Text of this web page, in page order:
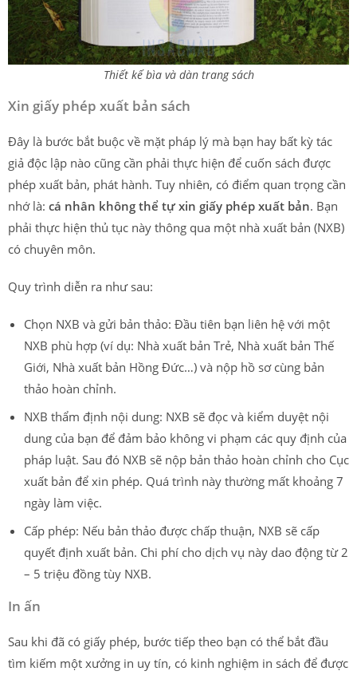
Thiết kế bìa và dàn trang sách
Xin giấy phép xuất bản sách
Đây là bước bắt buộc về mặt pháp lý mà bạn hay bất kỳ tác
giả độc lập nào cũng cần phải thực hiện để cuốn sách được
phép xuất bản, phát hành. Tuy nhiên, có điểm quan trọng cần
nhớ là: cá nhân không thể tự xin giấy phép xuất bản. Bạn
phải thực hiện thủ tục này thông qua một nhà xuất bản (NXB)
có chuyên môn.
Quy trình diễn ra như sau:
Chọn NXB và gửi bản thảo: Đầu tiên bạn liên hệ với một
NXB phù hợp (ví dụ: Nhà xuất bản Trẻ, Nhà xuất bản Thế
Giới, Nhà xuất bản Hồng Đức…) và nộp hồ sơ cùng bản
thảo hoàn chỉnh.
NXB thẩm định nội dung: NXB sẽ đọc và kiểm duyệt nội
dung của bạn để đảm bảo không vi phạm các quy định của
pháp luật. Sau đó NXB sẽ nộp bản thảo hoàn chỉnh cho Cục
xuất bản để xin phép. Quá trình này thường mất khoảng 7
ngày làm việc.
Cấp phép: Nếu bản thảo được chấp thuận, NXB sẽ cấp
quyết định xuất bản. Chi phí cho dịch vụ này dao động từ 2
– 5 triệu đồng tùy NXB.
In ấn
Sau khi đã có giấy phép, bước tiếp theo bạn có thể bắt đầu
tìm kiếm một xưởng in uy tín, có kinh nghiệm in sách để được